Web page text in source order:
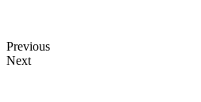
Previous
Next